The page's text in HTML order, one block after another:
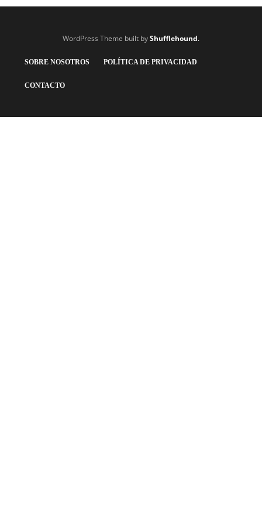
WordPress Theme built byShufflehound.
SOBRE NOSOTROS POLÍTICA DE PRIVACIDAD
CONTACTO